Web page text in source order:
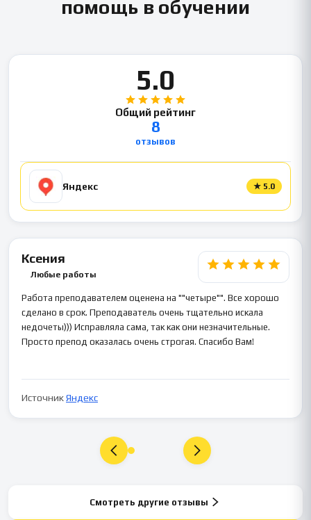
помощь в обучении
5.0
Общий рейтинг
8
отзывов
Яндекс ★ 5.0
Ксения
Любые работы
Работа преподавателем оценена на ""четыре"". Все хорошо
сделано в срок. Преподаватель очень тщательно искала
недочеты))) Исправляла сама, так как они незначительные.
Просто препод оказалась очень строгая. Спасибо Вам!
ИсточникЯндекс
Смотреть другие отзывы